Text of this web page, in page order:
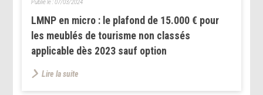
LMNP en micro : le plafond de 15.000 € pour
les meublés de tourisme non classés
applicable dès 2023 sauf option
Publié le :07/03/2024
Lire la suite